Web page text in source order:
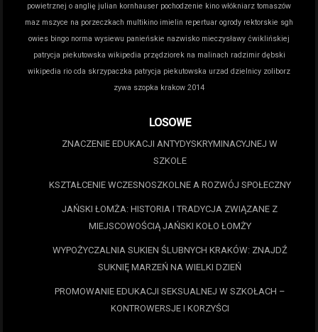
powietrznej o anglię julian kornhauser pochodzenie kino włókniarz tomaszów
maz mszyce na porzeczkach multikino imielin repertuar ogrody rektorskie sgh
owies bingo norma wysiewu panieńskie nazwisko mieczysławy ćwiklińskiej
patrycja piekutowska wikipedia przędziorek na malinach radzimir dębski
wikipedia rio cda skrzypaczka patrycja piekutowska urzad dzielnicy zoliborz
zywa szopka krakow 2014
LOSOWE
ZNACZENIE EDUKACJI ANTYDYSKRYMINACYJNEJ W
SZKOLE
KSZTAŁCENIE WCZESNOSZKOLNE A ROZWÓJ SPOŁECZNY
JAŃSKI ŁOMŻA: HISTORIA I TRADYCJA ZWIĄZANE Z
MIEJSCOWOŚCIĄ JAŃSKI KOŁO ŁOMŻY
WYPOŻYCZALNIA SUKIEN ŚLUBNYCH KRAKÓW: ZNAJDŹ
SUKNIĘ MARZEŃ NA WIELKI DZIEŃ
PROMOWANIE EDUKACJI SEKSUALNEJ W SZKOŁACH –
KONTROWERSJE I KORZYŚCI